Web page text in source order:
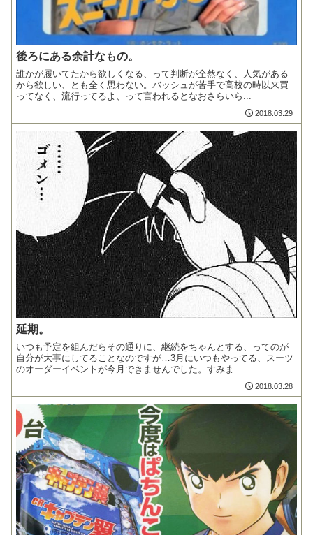
後ろにある余計なもの。
誰かが履いてたから欲しくなる、って判断が全然なく、人気がある
から欲しい、とも全く思わない。バッシュが苦手で高校の時以来買
ってなく、流行ってるよ、って言われるとなおさらいら...
2018.03.29
延期。
いつも予定を組んだらその通りに、継続をちゃんとする、ってのが
自分が大事にしてることなのですが…3月にいつもやってる、スーツ
のオーダーイベントが今月できませんでした。すみま...
2018.03.28